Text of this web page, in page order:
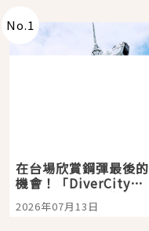
No.1
在台場欣賞鋼彈最後的
機會！「DiverCity
Tokyo Plaza」搭船、
購物、美食及夜景，一
2026年07月13日